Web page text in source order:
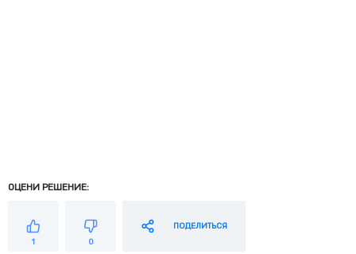
ОЦЕНИ РЕШЕНИЕ:
1 0
ПОДЕЛИТЬСЯ